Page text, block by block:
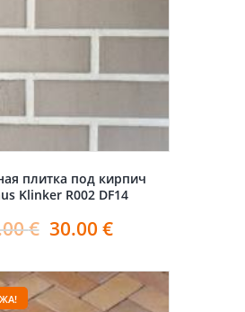
плитка под кирпич
Klinker R002 DF14
€ 30.00 €